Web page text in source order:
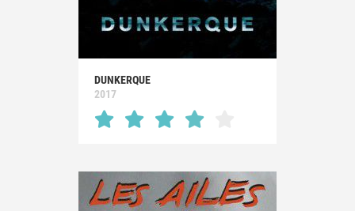
DUNKERQUE
2017